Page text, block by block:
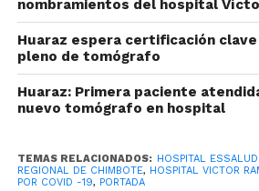
nombramientos del hospital
Huaraz espera certificación clave
pleno de tomógrafo
Huaraz: Primera paciente
nuevo tomógrafo en hospital
TEMAS RELACIONADOS: HOSPITAL
REGIONAL DE CHIMBOTE, HOSPITAL VICTOR
POR COVID -19, PORTADA